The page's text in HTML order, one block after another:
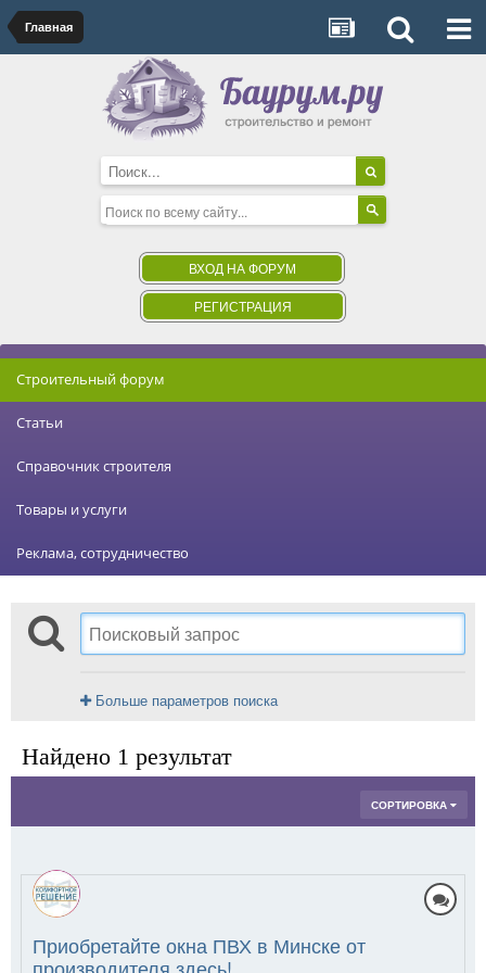
Главная
ВХОД НА ФОРУМ
РЕГИСТРАЦИЯ
Строительный форум
Статьи
Справочник строителя
Товары и услуги
Реклама, сотрудничество
Больше параметров поиска
Найдено 1 результат
СОРТИРОВКА
Приобретайте окна ПВХ в Минске от